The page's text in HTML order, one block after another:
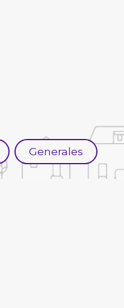
Generales